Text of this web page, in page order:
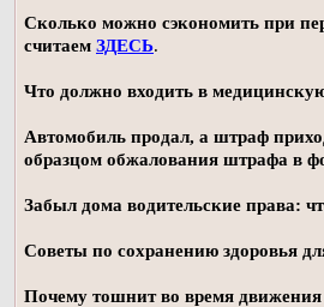
Сколько можно сэкономить при
считаем ЗДЕСЬ.
Что должно входить в
Автомобиль продал, а штраф
образцом обжалования штрафа в
Забыл дома водительские права:
Советы по сохранению здоровья
Почему тошнит во время движения